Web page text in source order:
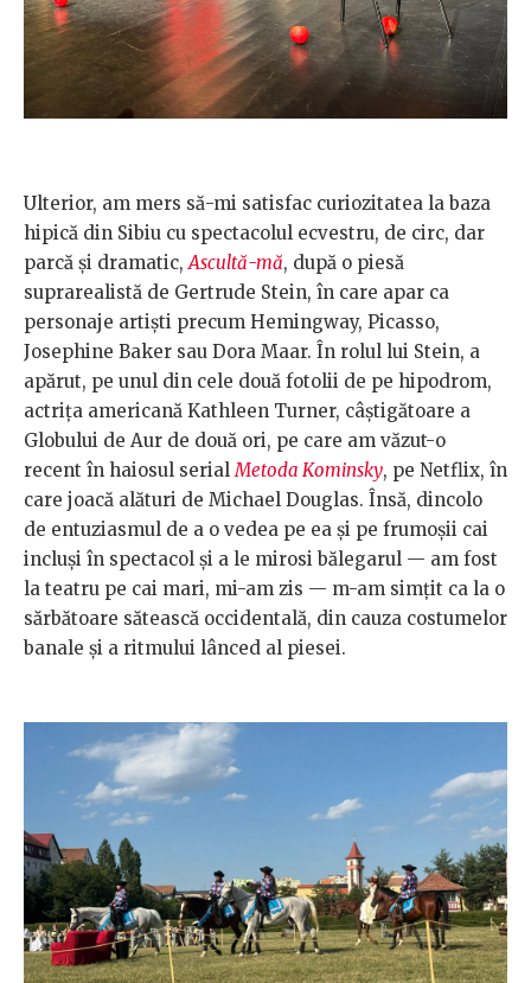
Ulterior, am mers să-mi satisfac curiozitatea la baza
hipică din Sibiu cu spectacolul ecvestru, de circ, dar
parcă și dramatic,Ascultă-mă, după o piesă
suprarealistă de Gertrude Stein, în care apar ca
personaje artiști precum Hemingway, Picasso,
Josephine Baker sau Dora Maar. În rolul lui Stein, a
apărut, pe unul din cele două fotolii de pe hipodrom,
actrița americană Kathleen Turner, câștigătoare a
Globului de Aur de două ori, pe care am văzut-o
recent în haiosul serialMetoda Kominsky, pe Netflix, în
care joacă alături de Michael Douglas. Însă, dincolo
de entuziasmul de a o vedea pe ea și pe frumoșii cai
incluși în spectacol și a le mirosi bălegarul — am fost
la teatru pe cai mari, mi-am zis — m-am simțit ca la o
sărbătoare sătească occidentală, din cauza costumelor
banale și a ritmului lânced al piesei.